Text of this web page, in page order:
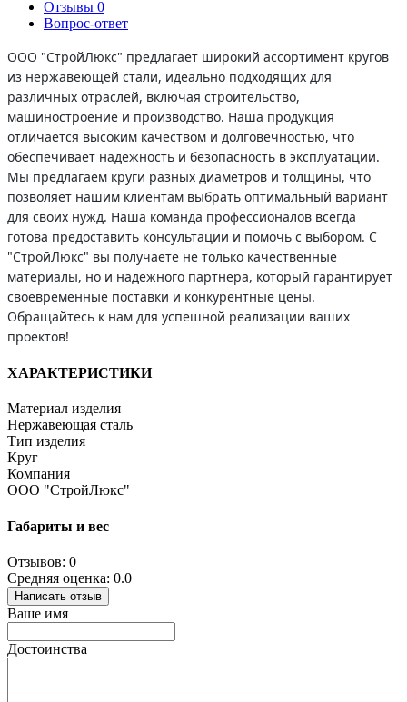
Отзывы 0
Вопрос-ответ
ООО "СтройЛюкс" предлагает широкий ассортимент кругов
из нержавеющей стали, идеально подходящих для
различных отраслей, включая строительство,
машиностроение и производство. Наша продукция
отличается высоким качеством и долговечностью, что
обеспечивает надежность и безопасность в эксплуатации.
Мы предлагаем круги разных диаметров и толщины, что
позволяет нашим клиентам выбрать оптимальный вариант
для своих нужд. Наша команда профессионалов всегда
готова предоставить консультации и помочь с выбором. С
"СтройЛюкс" вы получаете не только качественные
материалы, но и надежного партнера, который гарантирует
своевременные поставки и конкурентные цены.
Обращайтесь к нам для успешной реализации ваших
проектов!
ХАРАКТЕРИСТИКИ
Материал изделия
Нержавеющая сталь
Тип изделия
Круг
Компания
ООО "СтройЛюкс"
Габариты и вес
Отзывов: 0
Средняя оценка: 0.0
Написать отзыв
Ваше имя
Достоинства